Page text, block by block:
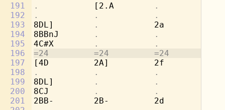
191
192
193
194
195
196
197
198
199
200
201
.
[2.A .
.           .           .
8DL]
. 2a
8BBnJ
.           .           .
4C#X
.           .           .
=24         =24         =24
[4D         2A]         2f
.           .           .
8DL]
.           .
8CJ
.           .           .
2BB-        2B-         2d